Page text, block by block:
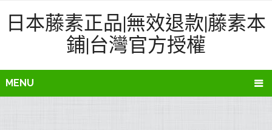
日本藤素正品|無效退款|藤素本
鋪|台灣官方授權
MENU